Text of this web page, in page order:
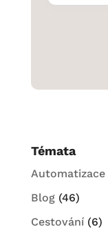
Témata
Blog(46)
Cestování(6)